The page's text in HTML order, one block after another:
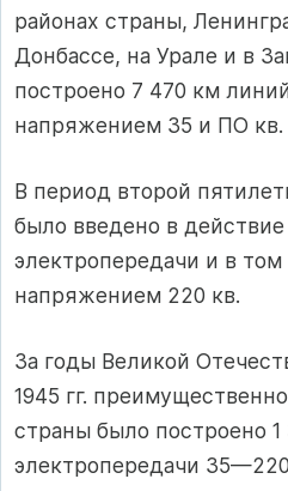
районах страны,
Донбассе, на Урале и в
построено 7 470 км
напряжением 35 и ПО кв.
В период второй
было введено в
электропередачи и в
напряжением 220 кв.
За годы Великой
1945 гг.
страны было построено
электропередачи